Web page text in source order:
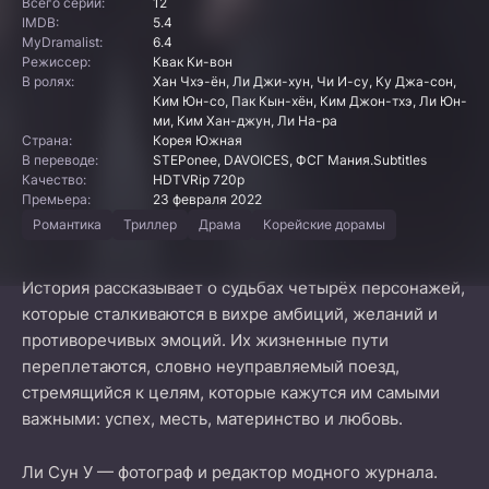
IMDB:
5.4
MyDramalist:
6.4
Режиссер:
Квак Ки-вон
В ролях:
Хан Чхэ-ён, Ли Джи-хун, Чи И-су, Ку Джа-сон,
Ким Юн-со, Пак Кын-хён, Ким Джон-тхэ, Ли Юн-
ми, Ким Хан-джун, Ли На-ра
Страна:
Корея Южная
В переводе:
STEPonee, DAVOICES, ФСГ Мания.Subtitles
Качество:
HDTVRip 720p
Премьера:
23 февраля 2022
Романтика
Триллер Драма Корейские дорамы
История рассказывает о судьбах четырёх персонажей,
которые сталкиваются в вихре амбиций, желаний и
противоречивых эмоций. Их жизненные пути
переплетаются, словно неуправляемый поезд,
стремящийся к целям, которые кажутся им самыми
важными: успех, месть, материнство и любовь.
Ли Сун У — фотограф и редактор модного журнала.